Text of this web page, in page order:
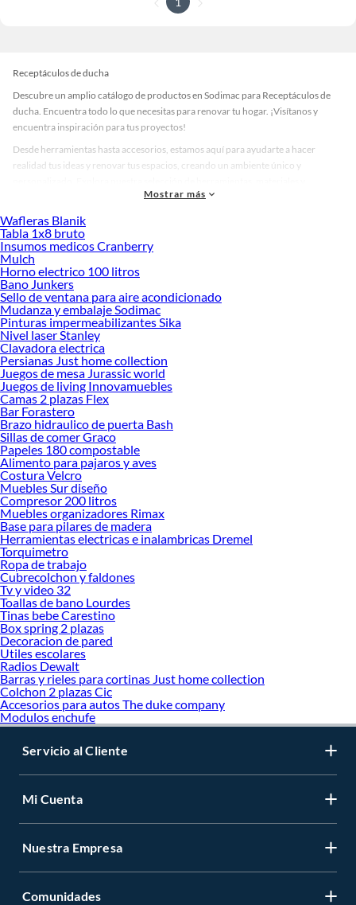
Receptáculos de ducha
Descubre un amplio catálogo de productos en Sodimac para Receptáculos de
ducha. Encuentra todo lo que necesitas para renovar tu hogar. ¡Visítanos y
encuentra inspiración para tus proyectos!
Desde herramientas hasta accesorios, estamos aquí para ayudarte a hacer
realidad tus ideas y renovar tus espacios, creando un ambiente único y
accesorios de calidad que te ayudarán a crear un espacio más tú.
Desde remodelaciones hasta proyectos de decoración, estamos aquí para hacer
tus ideas realidad. ¡Visítanos y encuentra todo lo que tenemos para ofrecerte en
Receptáculos de ducha!
Explora la variedad de productos de Receptáculos de ducha en Sodimac
Herramientas, materiales y accesorios de calidad para tus proyectos y
renovación de espacios. ¡Visítanos y descubre todo lo que tenemos para
ofrecerte!
Encuentra una amplia variedad de productos de Receptáculos de ducha en
Sodimac. Encuentra todo lo necesario para tus proyectos de renovación y
decoración. ¡Visítanos y haz tus ideas realidad!
Mostrar más
Wafleras Blanik
Tabla 1x8 bruto
Insumos medicos Cranberry
Mulch
Horno electrico 100 litros
Bano Junkers
Sello de ventana para aire acondicionado
Mudanza y embalaje Sodimac
Pinturas impermeabilizantes Sika
Nivel laser Stanley
Clavadora electrica
Persianas Just home collection
Juegos de mesa Jurassic world
Juegos de living Innovamuebles
Camas 2 plazas Flex
Bar Forastero
Brazo hidraulico de puerta Bash
Sillas de comer Graco
Papeles 180 compostable
Alimento para pajaros y aves
Costura Velcro
Muebles Sur diseño
Compresor 200 litros
Muebles organizadores Rimax
Base para pilares de madera
Herramientas electricas e inalambricas Dremel
Torquimetro
Ropa de trabajo
Cubrecolchon y faldones
Tv y video 32
Toallas de bano Lourdes
Tinas bebe Carestino
Box spring 2 plazas
Decoracion de pared
Utiles escolares
Radios Dewalt
Barras y rieles para cortinas Just home collection
Colchon 2 plazas Cic
Accesorios para autos The duke company
Modulos enchufe
Servicio al Cliente
Mi Cuenta
Nuestra Empresa
Comunidades